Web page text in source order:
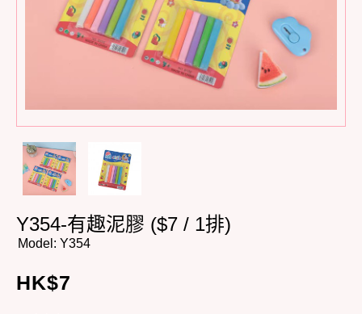
Y354-有趣泥膠 ($7 / 1排)
Model: Y354
HK$7